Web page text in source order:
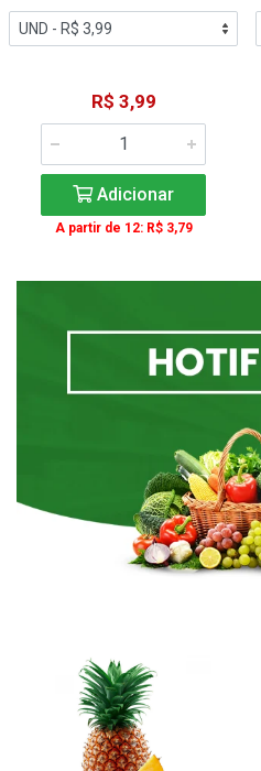
R$ 3,99
Adicionar
A partir de 12: R$ 3,79